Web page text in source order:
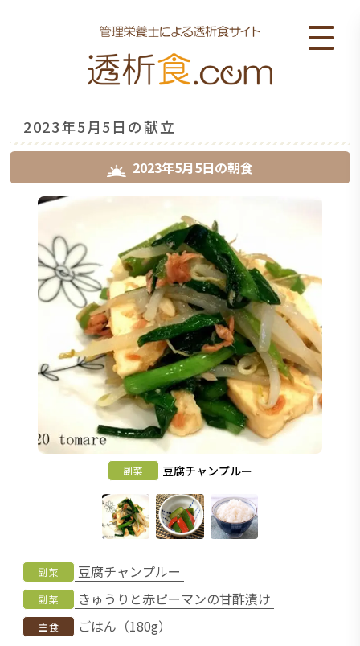
2023年5月5日の献立
2023年5月5日の朝食
副菜 豆腐チャンプルー
副菜 豆腐チャンプルー
副菜 きゅうりと赤ピーマンの甘酢漬け
主食 ごはん（180g）